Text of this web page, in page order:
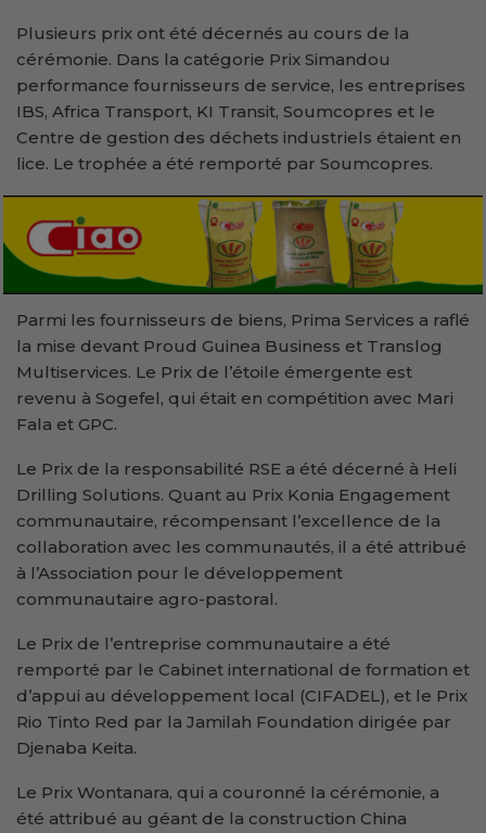
Plusieurs prix ont été décernés au cours de la
cérémonie. Dans la catégorie Prix Simandou
performance fournisseurs de service, les entreprises
IBS, Africa Transport, KI Transit, Soumcopres et le
Centre de gestion des déchets industriels étaient en
lice. Le trophée a été remporté par Soumcopres.
Parmi les fournisseurs de biens, Prima Services a raflé
la mise devant Proud Guinea Business et Translog
Multiservices. Le Prix de l’étoile émergente est
revenu à Sogefel, qui était en compétition avec Mari
Fala et GPC.
Le Prix de la responsabilité RSE a été décerné à Heli
Drilling Solutions. Quant au Prix Konia Engagement
communautaire, récompensant l’excellence de la
collaboration avec les communautés, il a été attribué
à l’Association pour le développement
communautaire agro-pastoral.
Le Prix de l’entreprise communautaire a été
remporté par le Cabinet international de formation et
d’appui au développement local (CIFADEL), et le Prix
Rio Tinto Red par la Jamilah Foundation dirigée par
Djenaba Keita.
Le Prix Wontanara, qui a couronné la cérémonie, a
été attribué au géant de la construction China